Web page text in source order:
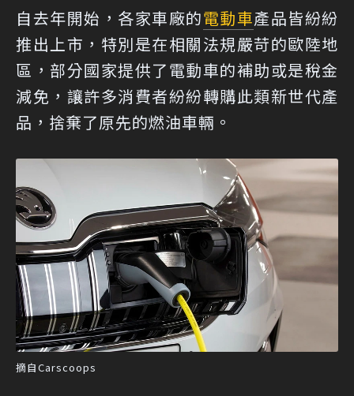
自去年開始，各家車廠的電動車產品皆紛紛
推出上市，特別是在相關法規嚴苛的歐陸地
區，部分國家提供了電動車的補助或是稅金
減免，讓許多消費者紛紛轉購此類新世代產
品，捨棄了原先的燃油車輛。
摘自Carscoops